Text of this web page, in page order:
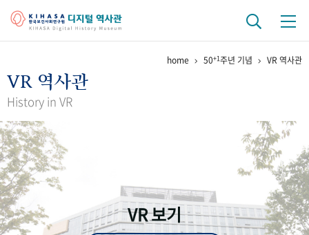
걸어온 길 기관 변천사
연구 역사
정책과 연구
간행물 변천사
기록물 아카이브
home 50+1주년 기념 VR 역사관
VR 역사관
History in VR
VR 보기